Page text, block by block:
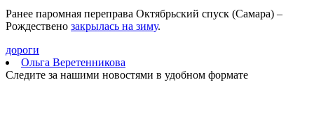
свалки
07.08.2026 | 11:40
07.08.2026 | 11:36
В Красноярском районе проверили безопасность и ремонт в
школах и детсадах
Ранее паромная переправа Октябрьский спуск (Самара) –
Рождествено закрылась на зиму.
дороги
Ольга Веретенникова
Следите за нашими новостями в удобном формате